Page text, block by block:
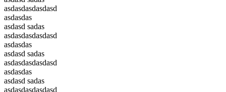
asdasdasdasdasd
asdasdas
asdasd sadas
asdasdasdasdasd
asdasdas
asdasd sadas
asdasdasdasdasd
asdasdas
asdasd sadas
asdasdasdasdasd